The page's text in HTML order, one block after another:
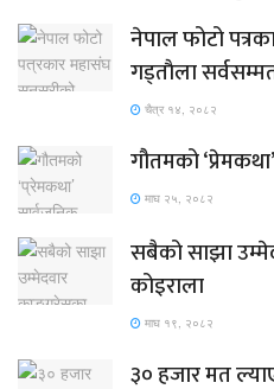
नेपाल फोटो
गड्ताैला
चैत्र १४, २०८२
गौतमको
माघ २५, २०८२
सबैको साझा
कोइराला
माघ १९, २०८२
३० हजार मत